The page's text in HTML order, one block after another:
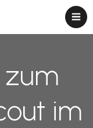
zum
im